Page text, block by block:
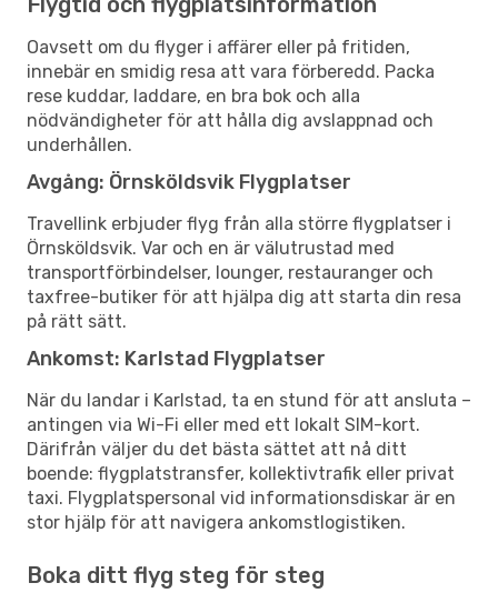
Oavsett om du flyger i affärer eller på fritiden,
innebär en smidig resa att vara förberedd. Packa
rese kuddar, laddare, en bra bok och alla
nödvändigheter för att hålla dig avslappnad och
underhållen.
Avgång: Örnsköldsvik Flygplatser
Travellink erbjuder flyg från alla större flygplatser i
Örnsköldsvik. Var och en är välutrustad med
transportförbindelser, lounger, restauranger och
taxfree-butiker för att hjälpa dig att starta din resa
på rätt sätt.
Ankomst: Karlstad Flygplatser
När du landar i Karlstad, ta en stund för att ansluta –
antingen via Wi-Fi eller med ett lokalt SIM-kort.
Därifrån väljer du det bästa sättet att nå ditt
boende: flygplatstransfer, kollektivtrafik eller privat
taxi. Flygplatspersonal vid informationsdiskar är en
stor hjälp för att navigera ankomstlogistiken.
Boka ditt flyg steg för steg